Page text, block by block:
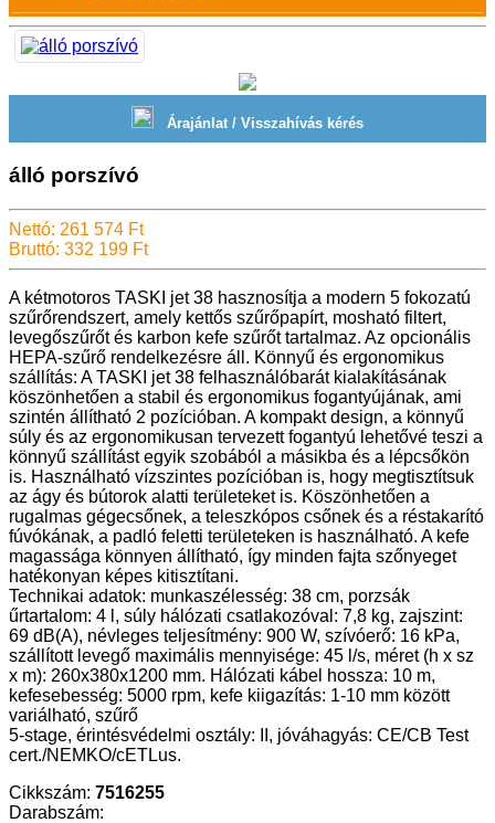
Árajánlat / Visszahívás kérés
álló porszívó
Nettó: 261 574 Ft
Bruttó: 332 199 Ft
A kétmotoros TASKI jet 38 hasznosítja a modern 5 fokozatú
szűrőrendszert, amely kettős szűrőpapírt, mosható filtert,
levegőszűrőt és karbon kefe szűrőt tartalmaz. Az opcionális
HEPA-szűrő rendelkezésre áll. Könnyű és ergonomikus
szállítás: A TASKI jet 38 felhasználóbarát kialakításának
köszönhetően a stabil és ergonomikus fogantyújának, ami
szintén állítható 2 pozícióban. A kompakt design, a könnyű
súly és az ergonomikusan tervezett fogantyú lehetővé teszi a
könnyű szállítást egyik szobából a másikba és a lépcsőkön
is. Használható vízszintes pozícióban is, hogy megtisztítsuk
az ágy és bútorok alatti területeket is. Köszönhetően a
rugalmas gégecsőnek, a teleszkópos csőnek és a réstakarító
fúvókának, a padló feletti területeken is használható. A kefe
magassága könnyen állítható, így minden fajta szőnyeget
hatékonyan képes kitisztítani.
Technikai adatok: munkaszélesség: 38 cm, porzsák
űrtartalom: 4 l, súly hálózati csatlakozóval: 7,8 kg, zajszint:
69 dB(A), névleges teljesítmény: 900 W, szívóerő: 16 kPa,
szállított levegő maximális mennyisége: 45 l/s, méret (h x sz
x m): 260x380x1200 mm. Hálózati kábel hossza: 10 m,
kefesebesség: 5000 rpm, kefe kiigazítás: 1-10 mm között
variálható, szűrő
5-stage, érintésvédelmi osztály: II, jóváhagyás: CE/CB Test
cert./NEMKO/cETLus.
Cikkszám: 7516255
Darabszám: